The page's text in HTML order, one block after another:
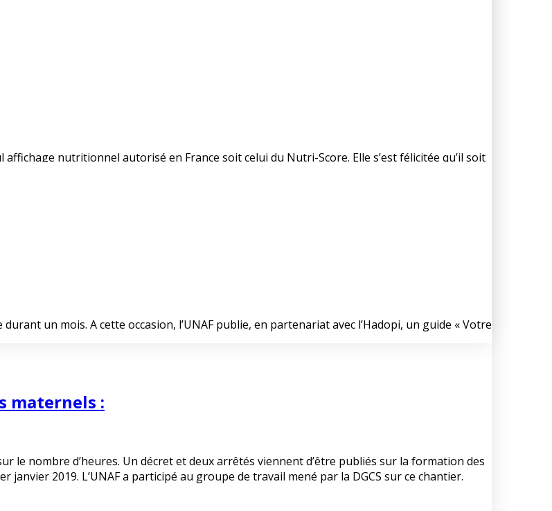
affichage nutritionnel autorisé en France soit celui du Nutri-Score. Elle s’est félicitée qu’il soit
qu’il repose sur une démarche volontaire et donc facultative de la part des industriels de
de leurs enfants Le Safer Internet Day 2019 autour du thème « agissons ensemble pour
un mois. A cette occasion, l’UNAF publie, en partenariat avec l’Hadopi, un guide « Votre
maternels :
le nombre d’heures. Un décret et deux arrêtés viennent d’être publiés sur la formation des
2019. L’UNAF a participé au groupe de travail mené par la DGCS sur ce chantier.